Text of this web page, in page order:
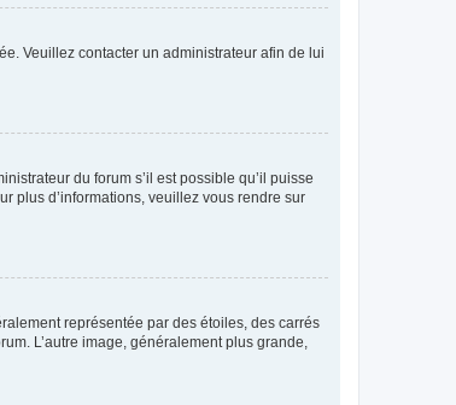
Veuillez contacter un administrateur afin de lui
du forum s’il est possible qu’il puisse
plus d’informations, veuillez vous rendre sur
représentée par des étoiles, des carrés
L’autre image, généralement plus grande,